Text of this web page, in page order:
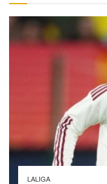
LALIGA